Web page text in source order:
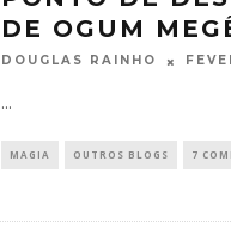
DE OGUM
DOUGLAS RAINHO
...
MAGIA OUTROS BLOGS 7